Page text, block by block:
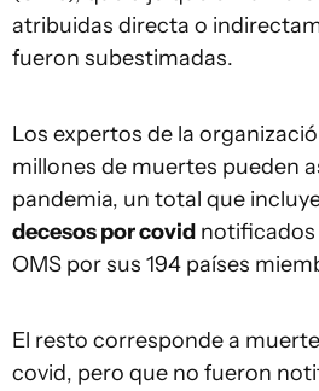
atribuidas directa o
fueron subestimadas.
Los expertos de la
millones de muertes pueden
pandemia, un total que
decesos por covid notificados
OMS por sus 194 países
El resto corresponde a
covid, pero que no fueron